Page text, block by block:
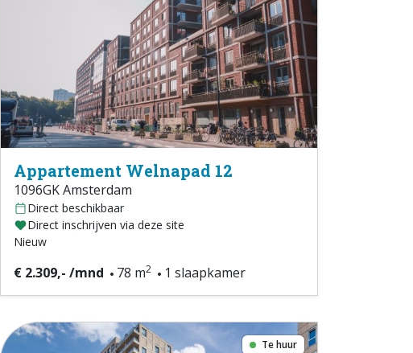
Appartement Welnapad 12
1096GK Amsterdam
Direct beschikbaar
Direct inschrijven via deze site
Nieuw
€ 2.309,- /mnd 78 m2 1 slaapkamer
Te huur